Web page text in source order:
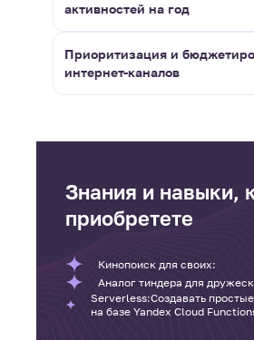
активностей на год
Приоритизация и
интернет-каналов
Знания и навыки,
приобретете
Кинопоиск для
Аналог тиндера для
Serverless:Создавать
на базе Yandex Cloud